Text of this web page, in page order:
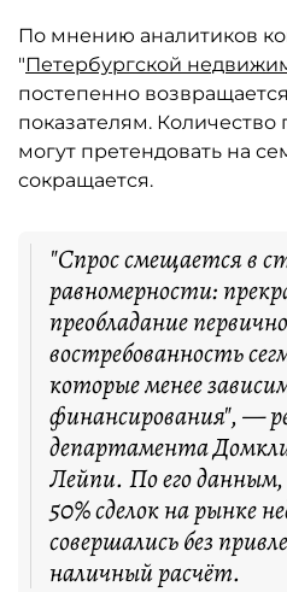
По мнению аналитиков
"Петербургской
постепенно
показателям. Количество
могут претендовать на
сокращается.
"Спрос смещается в
равномерности:
преобладание
востребованность
которые менее
финансирования", —
департамента
Лейпи. По его
50% сделок на рынке
совершались без
наличный расчёт.